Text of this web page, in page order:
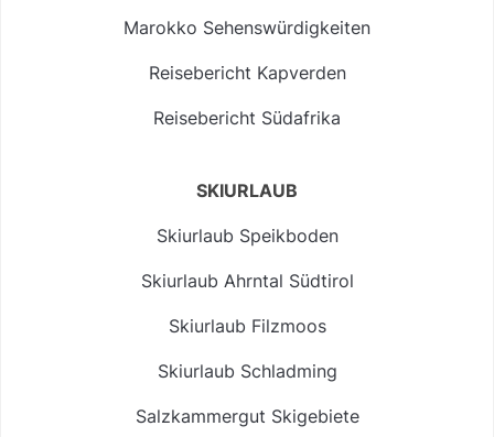
Marokko Sehenswürdigkeiten
Reisebericht Kapverden
Reisebericht Südafrika
SKIURLAUB
Skiurlaub Speikboden
Skiurlaub Ahrntal Südtirol
Skiurlaub Filzmoos
Skiurlaub Schladming
Salzkammergut Skigebiete